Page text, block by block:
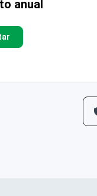
anual